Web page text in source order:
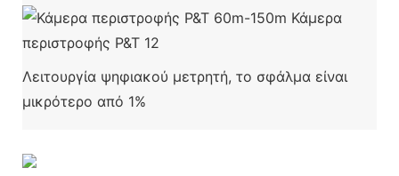
Λειτουργία ψηφιακού μετρητή, το σφάλμα είναι
μικρότερο από 1%